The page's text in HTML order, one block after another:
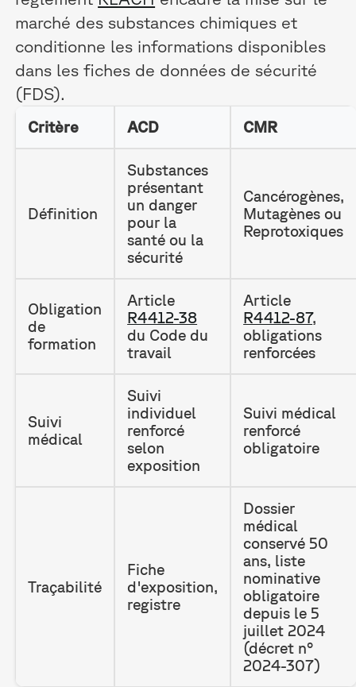
marché des substances chimiques et
conditionne les informations disponibles
dans les fiches de données de sécurité
(FDS).
Critère ACD CMR
Définition
Substances
présentant
un danger
pour la
santé ou la
sécurité
Cancérogènes,
Mutagènes ou
Reprotoxiques
Obligation
de
formation
Article
R4412-38
du Code du
travail
Article
R4412-87,
obligations
renforcées
Suivi
médical
Suivi
individuel
renforcé
selon
exposition
Suivi médical
renforcé
obligatoire
Traçabilité
Fiche
d'exposition,
registre
Dossier
médical
conservé 50
ans, liste
nominative
obligatoire
depuis le 5
juillet 2024
(décret n°
2024-307)